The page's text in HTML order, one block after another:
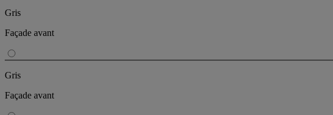
Gris
Façade avant
Gris
Façade avant